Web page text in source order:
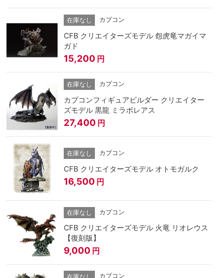
在庫なし カプコン
CFB クリエイターズモデル 怨虎竜マガイマ
ガド
15,200 円
在庫なし カプコン
カプコンフィギュアビルダー クリエイター
ズモデル 黒龍 ミラボレアス
27,400 円
在庫なし カプコン
CFB クリエイターズモデル オトモガルク
16,500 円
在庫なし カプコン
CFB クリエイターズモデル 火竜 リオレウス
【復刻版】
9,000 円
カプコン